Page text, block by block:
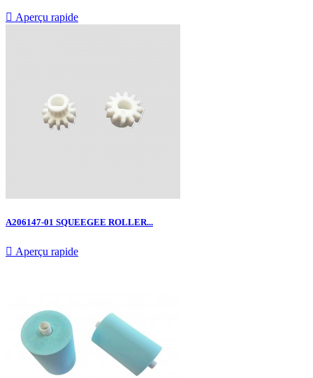
 Aperçu rapide
A206147-01 SQUEEGEE ROLLER...
 Aperçu rapide